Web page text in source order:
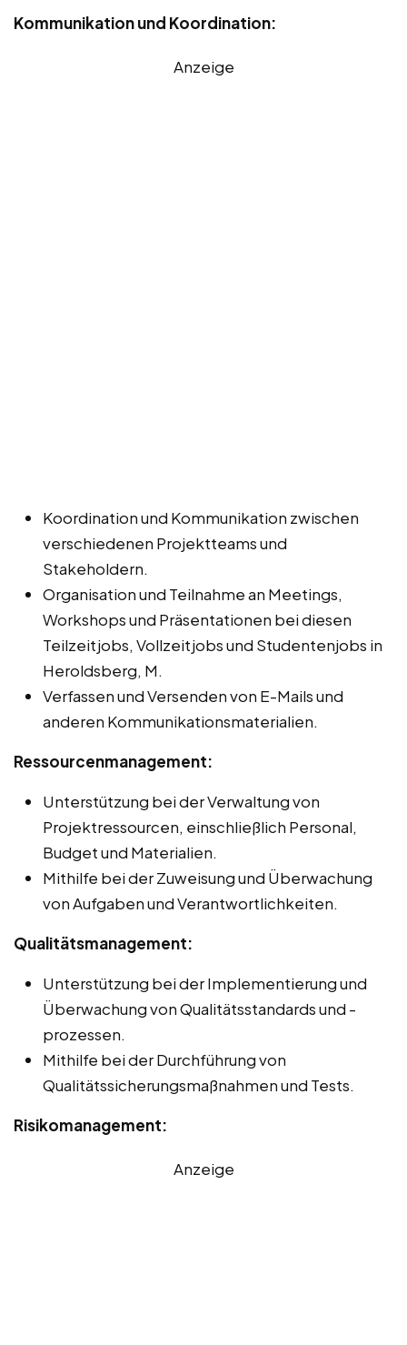
Kommunikation und Koordination:
Anzeige
Koordination und Kommunikation zwischen
verschiedenen Projektteams und
Stakeholdern.
Organisation und Teilnahme an Meetings,
Workshops und Präsentationen bei diesen
Teilzeitjobs, Vollzeitjobs und Studentenjobs in
Heroldsberg, M.
Verfassen und Versenden von E-Mails und
anderen Kommunikationsmaterialien.
Ressourcenmanagement:
Unterstützung bei der Verwaltung von
Projektressourcen, einschließlich Personal,
Budget und Materialien.
Mithilfe bei der Zuweisung und Überwachung
von Aufgaben und Verantwortlichkeiten.
Qualitätsmanagement:
Unterstützung bei der Implementierung und
Überwachung von Qualitätsstandards und -
prozessen.
Mithilfe bei der Durchführung von
Qualitätssicherungsmaßnahmen und Tests.
Risikomanagement:
Anzeige